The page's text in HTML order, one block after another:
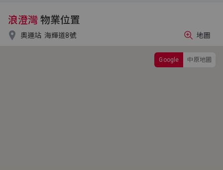
浪澄灣 物業位置
 奧運站 海輝道8號
Google 中原地圖
地圖